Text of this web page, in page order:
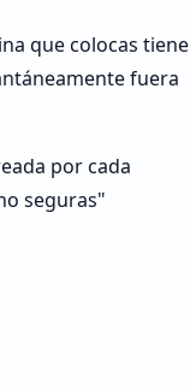
que colocas tiene
fuera
por cada
seguras"